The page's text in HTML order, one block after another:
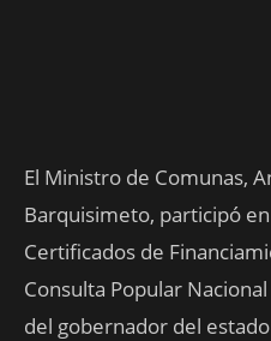
El Ministro de Comunas,
Barquisimeto, participó
Certificados de
Consulta Popular
del gobernador del